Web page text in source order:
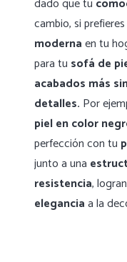
dado que tu
cambio, si
modernaen tu
para tu sofá de
acabados más
detalles. Por
piel en color
perfección con tu
junto a una
resistencia,
eleganciaa la